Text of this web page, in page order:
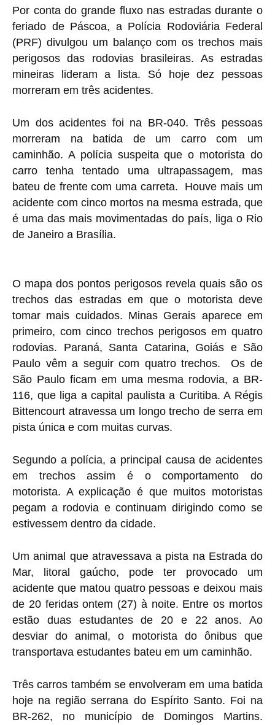
Por conta do grande fluxo nas estradas durante o
feriado de Páscoa, a Polícia Rodoviária Federal
(PRF) divulgou um balanço com os trechos mais
perigosos das rodovias brasileiras. As estradas
mineiras lideram a lista. Só hoje dez pessoas
morreram em três acidentes.
Um dos acidentes foi na BR-040. Três pessoas
morreram na batida de um carro com um
caminhão. A polícia suspeita que o motorista do
carro tenha tentado uma ultrapassagem, mas
bateu de frente com uma carreta. Houve mais um
acidente com cinco mortos na mesma estrada, que
é uma das mais movimentadas do país, liga o Rio
de Janeiro a Brasília.
O mapa dos pontos perigosos revela quais são os
trechos das estradas em que o motorista deve
tomar mais cuidados. Minas Gerais aparece em
primeiro, com cinco trechos perigosos em quatro
rodovias. Paraná, Santa Catarina, Goiás e São
Paulo vêm a seguir com quatro trechos. Os de
São Paulo ficam em uma mesma rodovia, a BR-
116, que liga a capital paulista a Curitiba. A Régis
Bittencourt atravessa um longo trecho de serra em
pista única e com muitas curvas.
Segundo a polícia, a principal causa de acidentes
em trechos assim é o comportamento do
motorista. A explicação é que muitos motoristas
pegam a rodovia e continuam dirigindo como se
estivessem dentro da cidade.
Um animal que atravessava a pista na Estrada do
Mar, litoral gaúcho, pode ter provocado um
acidente que matou quatro pessoas e deixou mais
de 20 feridas ontem (27) à noite. Entre os mortos
estão duas estudantes de 20 e 22 anos. Ao
desviar do animal, o motorista do ônibus que
transportava estudantes bateu em um caminhão.
Três carros também se envolveram em uma batida
hoje na região serrana do Espírito Santo. Foi na
BR-262, no município de Domingos Martins.